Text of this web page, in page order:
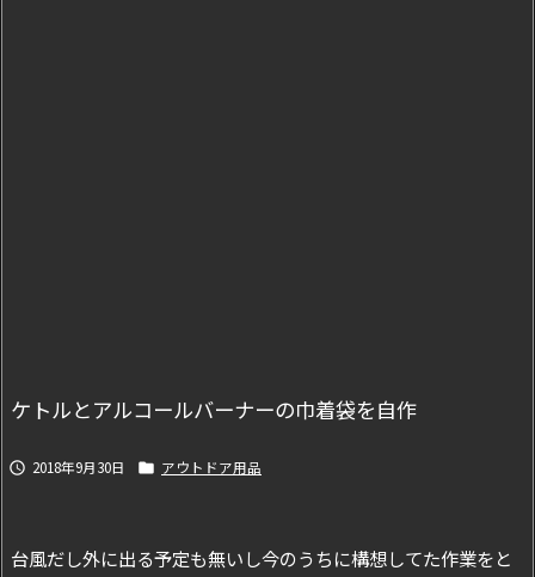
ケトルとアルコールバーナーの巾着袋を自作
 2018年9月30日  アウトドア用品
台風だし外に出る予定も無いし今のうちに構想してた作業をと